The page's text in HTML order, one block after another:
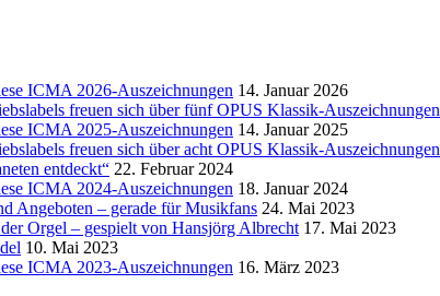
ICMA 2026-Auszeichnungen 14. Januar 2026
freuen sich über fünf OPUS Klassik-Auszeichnungen
ICMA 2025-Auszeichnungen 14. Januar 2025
freuen sich über acht OPUS Klassik-Auszeichnungen
entdeckt“ 22. Februar 2024
ICMA 2024-Auszeichnungen 18. Januar 2024
Angeboten – gerade für Musikfans 24. Mai 2023
Orgel – gespielt von Hansjörg Albrecht 17. Mai 2023
10. Mai 2023
ICMA 2023-Auszeichnungen 16. März 2023